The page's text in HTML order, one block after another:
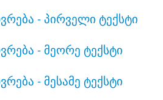
- პირველი ტექსტი
- მეორე ტექსტი
- მესამე ტექსტი